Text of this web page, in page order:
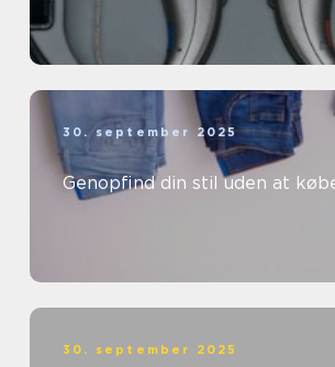
30. september 2025
Genopfind din stil uden at
30. september 2025